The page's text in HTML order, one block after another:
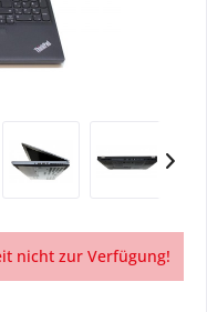
nicht zur Verfügung!